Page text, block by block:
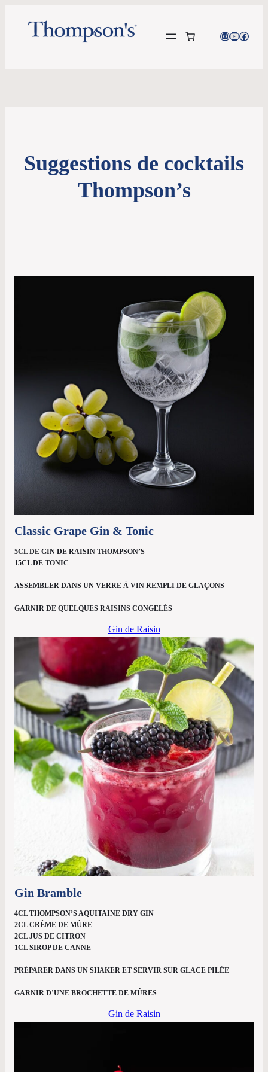
Instagram
YouTube
Suggestions de cocktails
Thompson’s
Classic Grape Gin & Tonic
5CL DE GIN DE RAISIN THOMPSON’S
15CL DE TONIC
ASSEMBLER DANS UN VERRE À VIN REMPLI DE GLAÇONS
GARNIR DE QUELQUES RAISINS CONGELÉS
Gin de Raisin
Gin Bramble
4CL THOMPSON’S AQUITAINE DRY GIN
2CL CRÊME DE MÛRE
2CL JUS DE CITRON
1CL SIROP DE CANNE
PRÉPARER DANS UN SHAKER ET SERVIR SUR GLACE PILÉE
GARNIR D’UNE BROCHETTE DE MÛRES
Gin de Raisin